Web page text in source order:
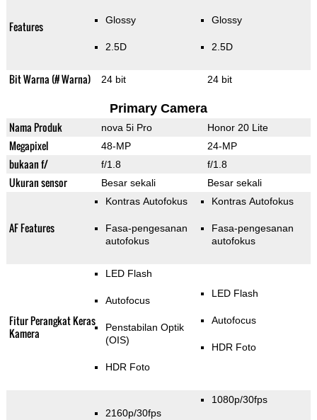
Features Glossy
2.5D
Glossy
2.5D
Bit Warna (# Warna) 24 bit 24 bit
Primary Camera
Nama Produk nova 5i Pro Honor 20 Lite
Megapixel 48-MP 24-MP
bukaan f/ f/1.8 f/1.8
Ukuran sensor Besar sekali Besar sekali
AF Features
Kontras Autofokus
Fasa-pengesanan
autofokus
Kontras Autofokus
Fasa-pengesanan
autofokus
Fitur Perangkat Keras
Kamera
LED Flash
Autofocus
Penstabilan Optik
(OIS)
HDR Foto
LED Flash
Autofocus
HDR Foto
2160p/30fps
1080p/30fps